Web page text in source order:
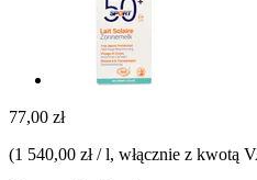
77,00 zł
(1 540,00 zł / l, włącznie z kwotą